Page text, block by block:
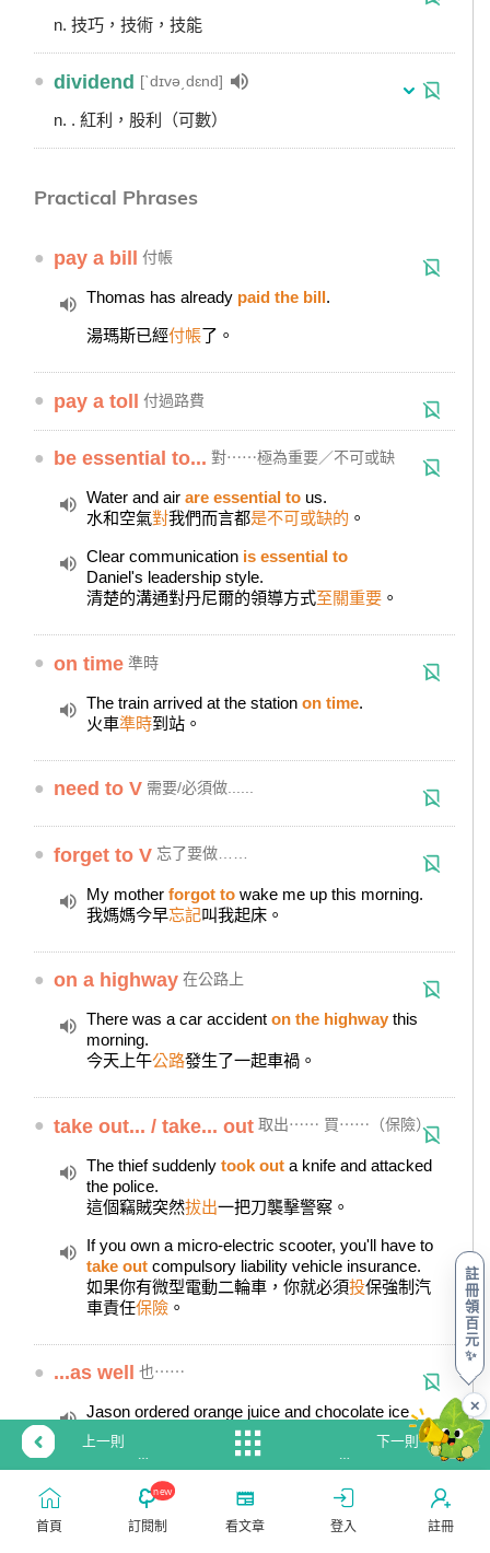
註
冊
領
百
元
✨
✕
首頁
new
訂閱制 看文章 登入 註冊
n. 技巧，技術，技能
● dividend [ˋdɪvə͵dɛnd]
n. . 紅利，股利（可數）
Practical Phrases
● pay a bill 付帳
Thomas has already paid the bill.
湯瑪斯已經付帳了。
● pay a toll 付過路費
● be essential to... 對⋯⋯極為重要／不可或缺
Water and air are essential to us.
水和空氣對我們而言都是不可或缺的 。
Clear communication is essential to
Daniel's leadership style.
清楚的溝通對丹尼爾的領導方式至關重要 。
● on time 準時
The train arrived at the station on time.
火車準時到站。
● need to V 需要/必須做......
● forget to V 忘了要做……
My mother forgot to wake me up this morning.
我媽媽今早忘記叫我起床。
● on a highway 在公路上
There was a car accident on the highway this
morning.
今天上午公路發生了一起車禍。
● take out... / take... out 取出⋯⋯ 買⋯⋯（保險）
The thief suddenly took out a knife and attacked
the police.
這個竊賊突然拔出一把刀襲擊警察。
If you own a micro-electric scooter, you'll have to
take out compulsory liability vehicle insurance.
如果你有微型電動二輪車，你就必須投保強制汽
車責任保險 。
● ...as well 也⋯⋯
Jason ordered orange juice and chocolate ice
cream
傑森點了柳橙汁，
點了巧克力冰淇淋。
● pay for sth付某事物的款項
上一則
【Collocations
集
合】
下一則
【Collocations
集
合】